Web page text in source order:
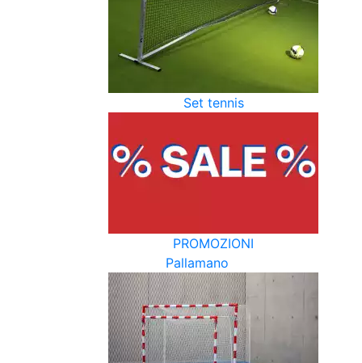
Set tennis
PROMOZIONI
Pallamano